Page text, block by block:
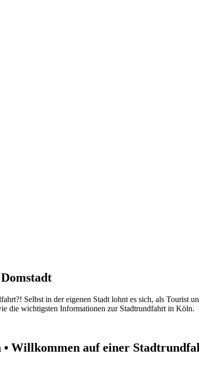
Selbst in der eigenen Stadt lohnt es sich, als Tourist
die wichtigsten Informationen zur Stadtrundfahrt in Köln.
Willkommen auf einer